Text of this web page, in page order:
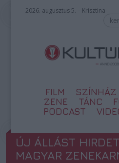
2026. augusztus 5. – Krisztina
FILM SZÍNHÁZ
ZENE
TÁNC
PODCAST
ÚJ ÁLLÁST
MAGYAR